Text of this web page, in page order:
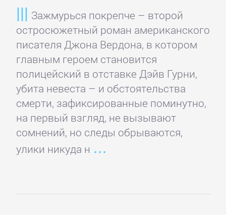
Зажмурься покрепче – второй
остросюжетный роман американского
писателя Джона Вердона, в котором
главным героем становится
полицейский в отставке Дэйв Гурни,
убита невеста – и обстоятельства
смерти, зафиксированные поминутно,
на первый взгляд, не вызывают
сомнений, но следы обрываются,
улики никуда н
Животные
Зарубежная
прикладная
и
научно-
популярная
литература
Здоровье